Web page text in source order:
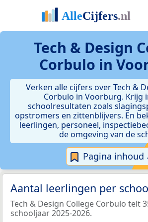
Tech & Design
Corbulo in
Verken alle cijfers over Tech &
Corbulo in Voorburg. Krijg
schoolresultaten zoals
opstromers en zittenblijvers. En
leerlingen, personeel,
de omgeving van de
Pagina inhoud
Aantal leerlingen per
Tech & Design College Corbulo telt
schooljaar 2025-2026.